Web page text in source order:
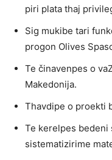
piri plata thaj
Sig mukibe tari
progon Olives
Te činavenpes o
Makedonija.
Thavdipe o proekti
Te kerelpes bedeni
sistematizirime